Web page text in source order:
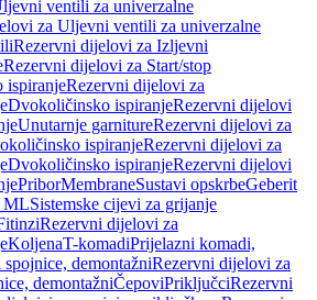
ventili za univerzalne
za Uljevni ventili za univerzalne
Rezervni dijelovi za Izljevni
Rezervni dijelovi za Start/stop
ispiranjeRezervni dijelovi za
Dvokoličinsko ispiranjeRezervni dijelovi
Unutarnje garnitureRezervni dijelovi za
ispiranjeRezervni dijelovi za
Dvokoličinsko ispiranjeRezervni dijelovi
PriborMembraneSustavi opskrbeGeberit
MLSistemske cijevi za grijanje
Rezervni dijelovi za
KoljenaT-komadiPrijelazni komadi,
demontažniRezervni dijelovi za
demontažniČepoviPriključciRezervni